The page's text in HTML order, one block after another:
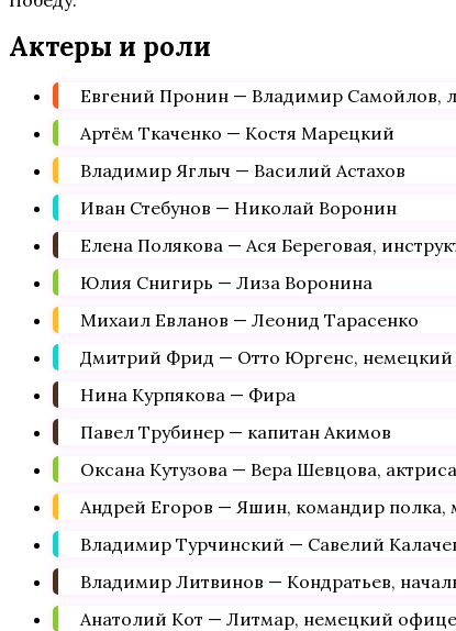
Актеры и роли
Евгений Пронин — Владимир Самойлов,
Артём Ткаченко — Костя Марецкий
Владимир Яглыч — Василий Астахов
Иван Стебунов — Николай Воронин
Елена Полякова — Ася Береговая,
Юлия Снигирь — Лиза Воронина
Михаил Евланов — Леонид Тарасенко
Дмитрий Фрид — Отто Юргенс, немецкий
Нина Курпякова — Фира
Павел Трубинер — капитан Акимов
Оксана Кутузова — Вера Шевцова, актриса
Андрей Егоров — Яшин, командир полка,
Владимир Турчинский — Савелий
Владимир Литвинов — Кондратьев,
Анатолий Кот — Литмар, немецкий